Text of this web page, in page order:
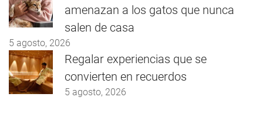
amenazan a los gatos que nunca
salen de casa
5 agosto, 2026
Regalar experiencias que se
convierten en recuerdos
5 agosto, 2026